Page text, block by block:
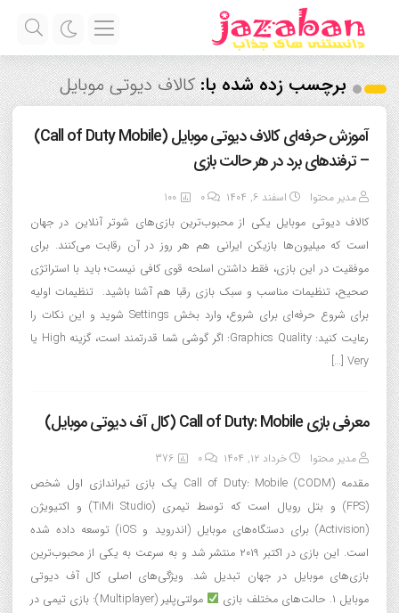
برچسب زده شده با:کالاف دیوتی موبایل
آموزش حرفه‌ای کالاف دیوتی موبایل (Call of Duty Mobile)
– ترفندهای برد در هر حالت بازی
مدیر محتوا اسفند ۶, ۱۴۰۴ 0
100
کالاف دیوتی موبایل یکی از محبوب‌ترین بازی‌های شوتر آنلاین در جهان
است که میلیون‌ها بازیکن ایرانی هم هر روز در آن رقابت می‌کنند. برای
موفقیت در این بازی، فقط داشتن اسلحه قوی کافی نیست؛ باید با استراتژی
صحیح، تنظیمات مناسب و سبک بازی رقبا هم آشنا باشید. تنظیمات اولیه
برای شروع حرفه‌ای برای شروع، وارد بخش Settings شوید و این نکات را
رعایت کنید: Graphics Quality: اگر گوشی شما قدرتمند است، گزینه High یا
Very […]
معرفی بازی Call of Duty: Mobile (کال آف دیوتی موبایل)
مدیر محتوا خرداد ۱۲, ۱۴۰۴ 0
376
مقدمه Call of Duty: Mobile (CODM) یک بازی تیراندازی اول شخص
(FPS) و بتل رویال است که توسط تیمری (TiMi Studio) و اکتیویژن
(Activision) برای دستگاه‌های موبایل (اندروید و iOS) توسعه داده شده
است. این بازی در اکتبر ۲۰۱۹ منتشر شد و به سرعت به یکی از محبوب‌ترین
بازی‌های موبایل در جهان تبدیل شد. ویژگی‌های اصلی کال آف دیوتی
موبایل ۱. حالت‌های مختلف بازی
مولتی‌پلیر (Multiplayer): بازی تیمی در